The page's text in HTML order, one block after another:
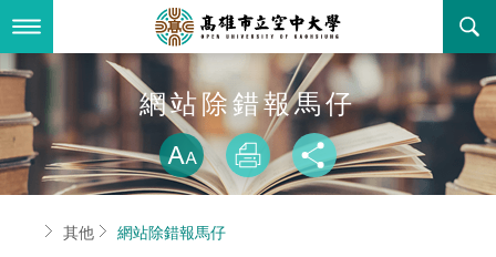
到
要
內最新消息
全部公告
教務公告
學系公告
關於本校
空大簡介
立案證明
本校位置
行政單位
行政單位簡介
學術單位
網站除錯報馬仔
略過字型切
放大
列印 分享
首頁其他 網站除錯報馬仔